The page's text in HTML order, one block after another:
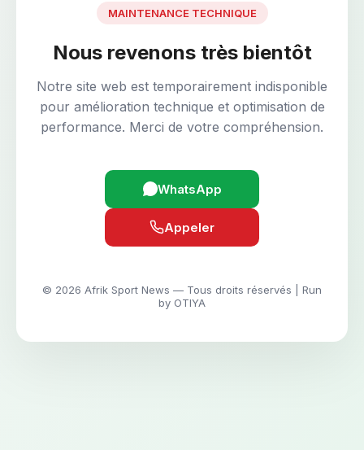
MAINTENANCE TECHNIQUE
Nous revenons très bientôt
Notre site web est temporairement indisponible
pour amélioration technique et optimisation de
performance. Merci de votre compréhension.
WhatsApp
Appeler
© 2026 Afrik Sport News — Tous droits réservés | Run
by OTIYA